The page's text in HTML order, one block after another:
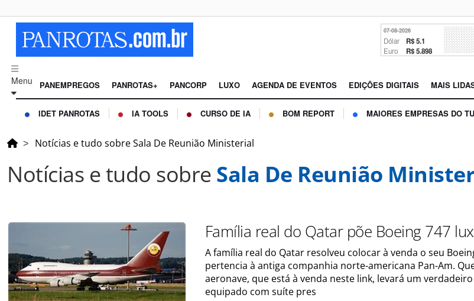
07-08-2026
Dólar R$ 5.1
Euro R$ 5.898
Menu PANEMPREGOS PANROTAS+ PANCORP LUXO AGENDA DE EVENTOS EDIÇÕES DIGITAIS MAIS
IDET PANROTAS IA TOOLS CURSO DE IA BOM REPORT MAIORES EMPRESAS DO
Notícias e tudo sobre Sala De Reunião Ministerial
Notícias e tudo sobre Sala De Reunião
Família real do Qatar põe Boeing 747
A família real do Qatar resolveu colocar à venda o seu
pertencia à antiga companhia norte-americana Pan-Am.
aeronave, que está à venda neste link, levará um
equipado com suíte pres